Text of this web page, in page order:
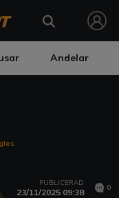
Andelar
PUBLICERAD
23/11/2025 09:38 0